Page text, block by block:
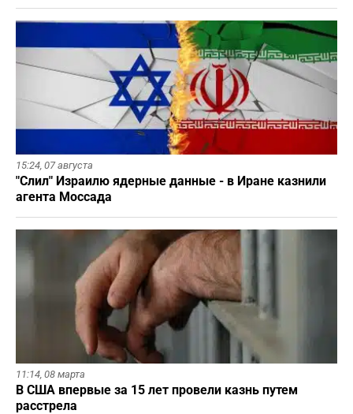
15:24, 07 августа
"Слил" Израилю ядерные данные - в Иране казнили
агента Моссада
11:14, 08 марта
В США впервые за 15 лет провели казнь путем
расстрела